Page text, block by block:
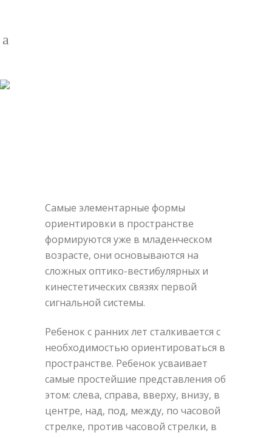
Самые элементарные формы
ориентировки в пространстве
формируются уже в младенческом
возрасте, они основываются на
сложных оптико-вестибулярных и
кинестетических связях первой
сигнальной системы.
Ребенок с ранних лет сталкивается с
необходимостью ориентироваться в
пространстве. Ребенок усваивает
самые простейшие представления об
этом: слева, справа, вверху, внизу, в
центре, над, под, между, по часовой
стрелке, против часовой стрелки, в